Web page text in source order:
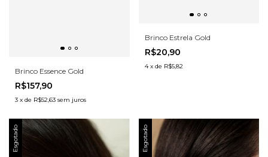
Brinco Essence Gold
R$157,90
3 x de R$52,63 sem juros
Brinco Estrela Gold
R$20,90
4 x de R$5,82
Esgotado Esgotado